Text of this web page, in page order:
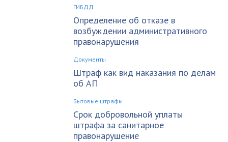
ГИБДД
Определение об отказе в
возбуждении административного
правонарушения
Документы
Штраф как вид наказания по делам
об АП
Бытовые штрафы
Срок добровольной уплаты
штрафа за санитарное
правонарушение